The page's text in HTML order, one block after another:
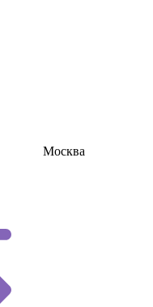
Москва